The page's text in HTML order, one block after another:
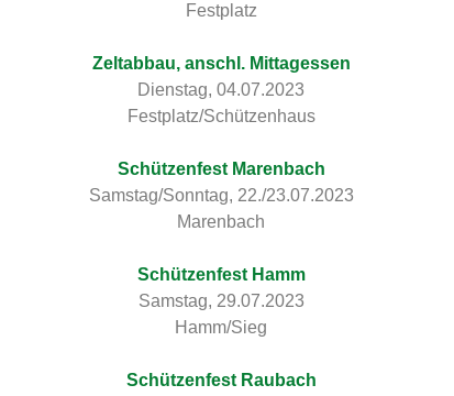
Festplatz
Zeltabbau, anschl. Mittagessen
Dienstag, 04.07.2023
Festplatz/Schützenhaus
Schützenfest Marenbach
Samstag/Sonntag, 22./23.07.2023
Marenbach
Schützenfest Hamm
Samstag, 29.07.2023
Hamm/Sieg
Schützenfest Raubach